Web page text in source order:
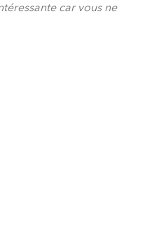
car vous ne